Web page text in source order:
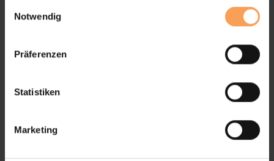
Notwendig
Präferenzen
Statistiken
Marketing